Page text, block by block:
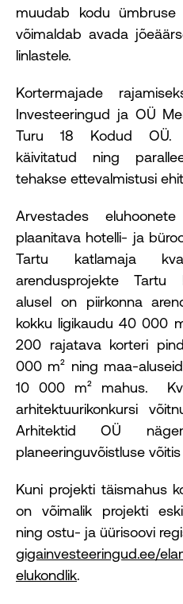
muudab kodu ümbruse
võimaldab avada
linlastele.
Kortermajade
Investeeringud ja OÜ
Turu 18 Kodud OÜ.
käivitatud ning
tehakse ettevalmistusi
Arvestades
plaanitava hotelli- ja
Tartu katlamaja
arendusprojekte Tartu
alusel on piirkonna
kokku ligikaudu 40 000
200 rajatava korteri
000 m² ning maa-
10 000 m² mahus.
arhitektuurikonkursi
Arhitektid OÜ
planeeringuvõistluse
Kuni projekti täismahus
on võimalik projekti
ning ostu- ja üürisoovi
gigainvesteeringud.ee/
elukondlik.